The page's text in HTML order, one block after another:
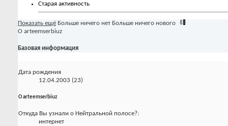
Старая активность
Показать ещё Больше ничего нет Больше ничего нового
О arteemserbiuz
Базовая информация
Дата рождения
12.04.2003 (23)
О arteemserbiuz
Откуда Вы узнали о Нейтральной полосе?:
интернет